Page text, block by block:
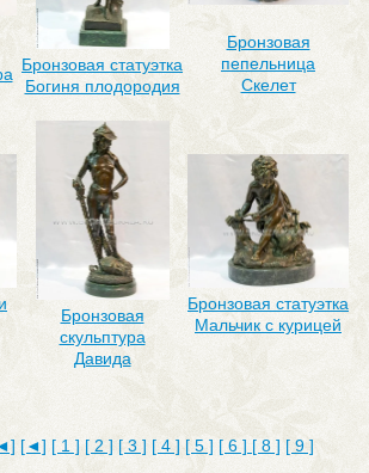
Бронзовая статуэтка
Богиня плодородия
Бронзовая
пепельница
Скелет
Бронзовая
скульптура
Давида
Бронзовая статуэтка
Мальчик с курицей
[◄] [ 1 ] [ 2 ] [ 3 ] [ 4 ] [ 5 ] [ 6 ] [ 8 ] [ 9 ]